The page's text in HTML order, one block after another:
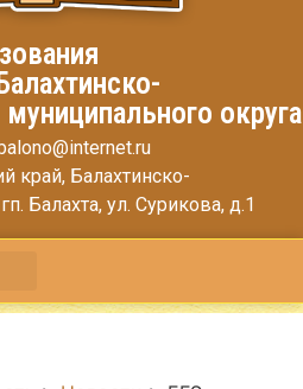
округа
край, Балахтинско-
Балахта, ул. Сурикова, д.1